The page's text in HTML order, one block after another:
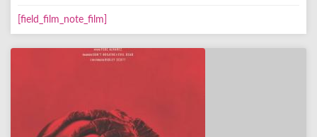
[field_film_note_film]